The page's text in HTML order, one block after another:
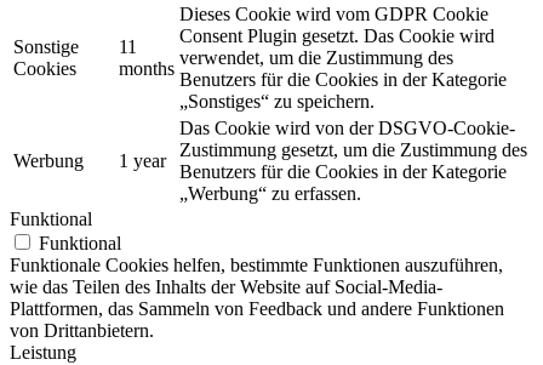
Sonstige
Cookies
11
months
Dieses Cookie wird vom GDPR Cookie
Consent Plugin gesetzt. Das Cookie wird
verwendet, um die Zustimmung des
Benutzers für die Cookies in der Kategorie
„Sonstiges“ zu speichern.
Werbung 1 year
Das Cookie wird von der DSGVO-Cookie-
Zustimmung gesetzt, um die Zustimmung des
Benutzers für die Cookies in der Kategorie
„Werbung“ zu erfassen.
Funktional
Funktional
Funktionale Cookies helfen, bestimmte Funktionen auszuführen,
wie das Teilen des Inhalts der Website auf Social-Media-
Plattformen, das Sammeln von Feedback und andere Funktionen
von Drittanbietern.
Leistung